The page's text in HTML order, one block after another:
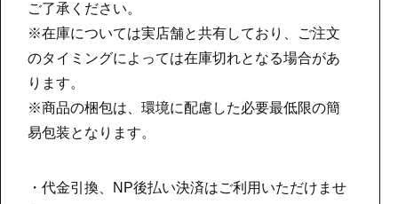
ご了承ください。
※在庫については実店舗と共有しており、ご注文
のタイミングによっては在庫切れとなる場合があ
ります。
※商品の梱包は、環境に配慮した必要最低限の簡
易包装となります。
・代金引換、NP後払い決済はご利用いただけませ